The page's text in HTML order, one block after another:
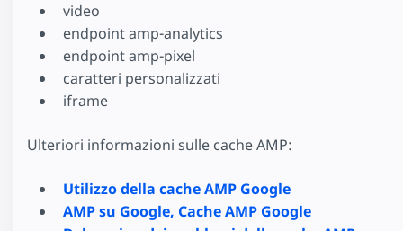
video
endpoint amp-analytics
endpoint amp-pixel
caratteri personalizzati
iframe
Ulteriori informazioni sulle cache AMP:
Utilizzo della cache AMP Google
AMP su Google, Cache AMP Google